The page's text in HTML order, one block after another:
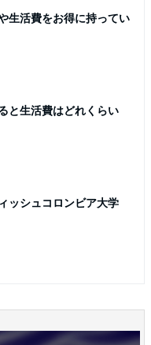
生活費をお得に持ってい
と生活費はどれくらい
ッシュコロンビア大学